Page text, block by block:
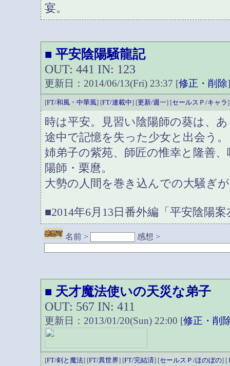
宴。
■ 平安陰陽騒龍記
OUT: 441 IN: 123
更新日：2014/06/13(Fri) 23:37 [修正・削除
[FT/和風・中華風] [FT/連載中] [更新/週一] [セールスＰ/キャラ
時は平安。見習い陰陽師の葵は、
途中で記憶を失った少女と出会う。
姉弟子の紫苑、師匠の惟幸と隆善
陽師・栗麿。
大勢の人間を巻き込んでの大騒ぎ
■2014年6月13日番外編「平安陰陽
名前 > 感想 >
■ 天才魔法使いの天災な弟子
OUT: 567 IN: 411
更新日：2013/01/20(Sun) 22:00 [修正・削
[FT/剣と魔法] [FT/異世界] [FT/完結済] [セールスＰ/ほのぼの] [